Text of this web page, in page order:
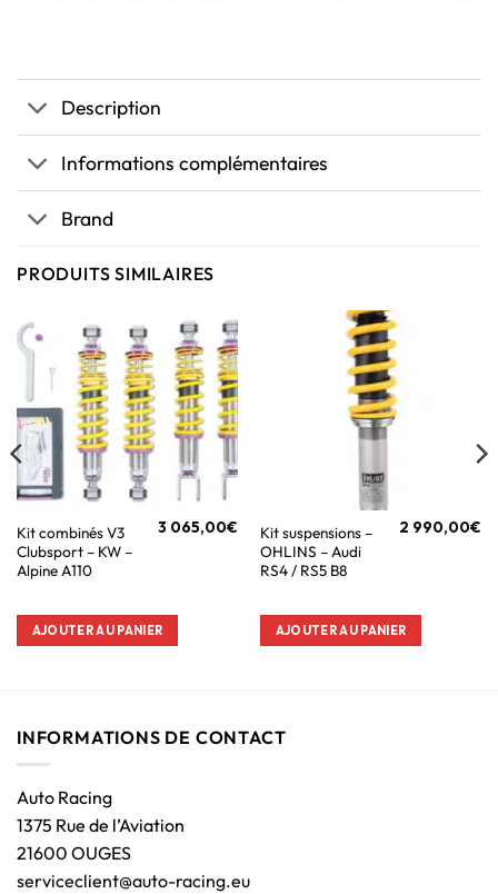
Description
Informations complémentaires
Brand
PRODUITS SIMILAIRES
Kit combinés V3
Clubsport – KW –
Alpine A110
3 065,00€
AJOUTER AU PANIER
Kit suspensions –
OHLINS – Audi
RS4 / RS5 B8
2 990,00€
AJOUTER AU PANIER
INFORMATIONS DE CONTACT
Auto Racing
1375 Rue de l’Aviation
21600 OUGES
serviceclient@auto-racing.eu